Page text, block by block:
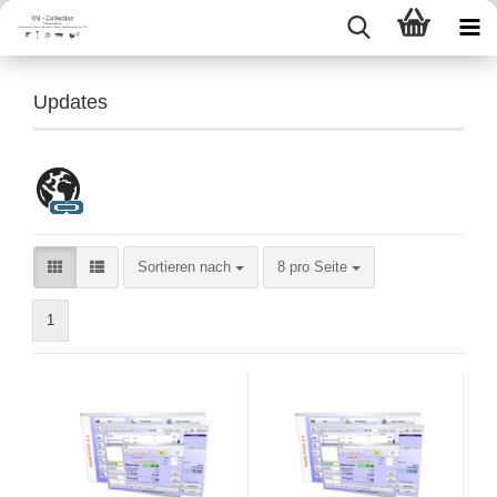
Updates
Sortieren nach
Sortieren nach 8 pro Seite
pro Seite
1